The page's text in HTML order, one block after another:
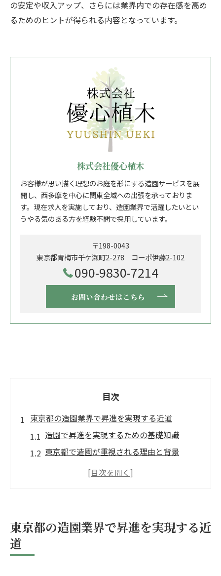
の安定や収入アップ、さらには業界内での存在感を高め
るためのヒントが得られる内容となっています。
株式会社優心植木
お客様が思い描く理想のお庭を形にする造園サービスを展
開し、西多摩を中心に関東全域への出張を承っておりま
す。現在求人を実施しており、造園業界で活躍したいとい
うやる気のある方を経験不問で採用しています。
〒198-0043
東京都青梅市千ケ瀬町2-278 コーポ伊藤2-102
090-9830-7214
お問い合わせはこちら
目次
東京都の造園業界で昇進を実現する近道
造園で昇進を実現するための基礎知識
東京都で造園が重視される理由と背景
昇進に直結する造園の業務内容とは
昇進を叶える造園のキャリアアップ戦略
造園で昇進を目指すための戦略的思考法
東京都の造園業界で昇進を実現する近
道